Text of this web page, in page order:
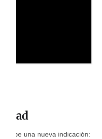
recibe una nueva indicación: